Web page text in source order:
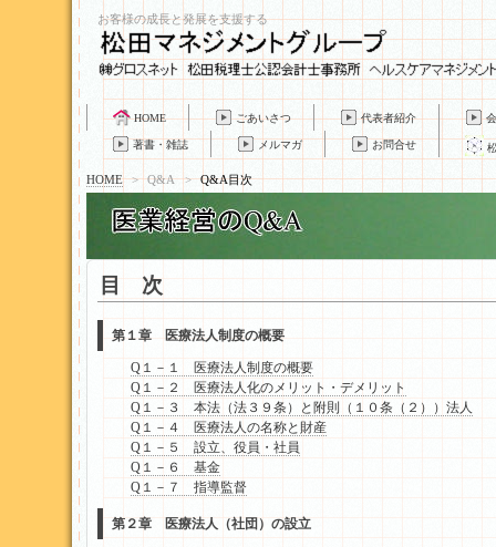
お客様の成長と発展を支援する
HOME ごあいさつ 代表者紹介
著書・雑誌 メルマガ お問合せ
HOME > Q&A > Q&A目次
目 次
第１章 医療法人制度の概要
Q１－１ 医療法人制度の概要
Q１－２ 医療法人化のメリット・デメリット
Q１－３ 本法（法３９条）と附則（１０条（２））法人
Q１－４ 医療法人の名称と財産
Q１－５ 設立、役員・社員
Q１－６ 基金
Q１－７ 指導監督
第２章 医療法人（社団）の設立